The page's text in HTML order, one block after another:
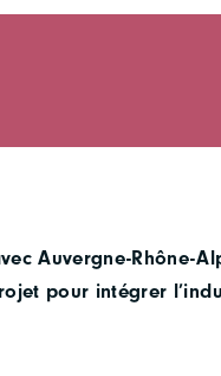
Auvergne-Rhône-
pour intégrer